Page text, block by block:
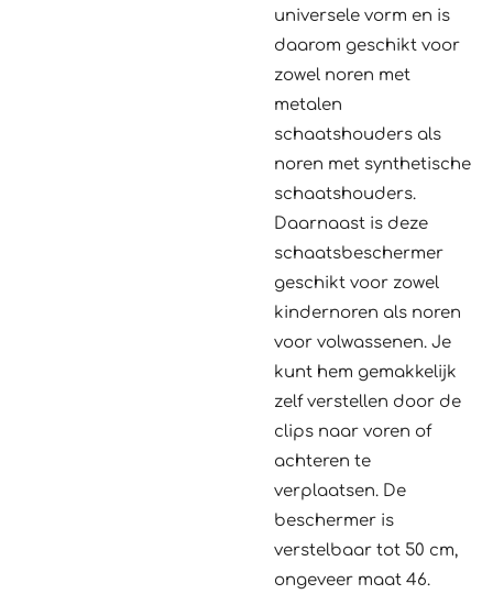
universele vorm en is
daarom geschikt voor
zowel noren met
metalen
schaatshouders als
noren met synthetische
schaatshouders.
Daarnaast is deze
schaatsbeschermer
geschikt voor zowel
kindernoren als noren
voor volwassenen. Je
kunt hem gemakkelijk
zelf verstellen door de
clips naar voren of
achteren te
verplaatsen. De
beschermer is
verstelbaar tot 50 cm,
ongeveer maat 46.